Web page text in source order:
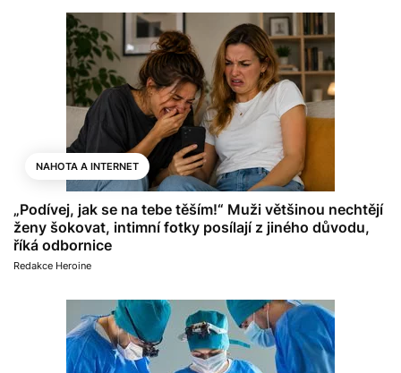
NAHOTA A INTERNET
„Podívej, jak se na tebe těším!“ Muži většinou nechtějí
ženy šokovat, intimní fotky posílají z jiného důvodu,
říká odbornice
Redakce Heroine